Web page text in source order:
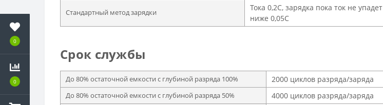
0
0
Стандартный метод зарядки
Тока 0,2С, зарядка пока ток не упадет
ниже 0,05С
Срок службы
До 80% остаточной емкости с глубиной разряда 100% 2000 циклов разряда/заряда
До 80% остаточной емкости с глубиной разряда 50% 4000 циклов разряда/заряда